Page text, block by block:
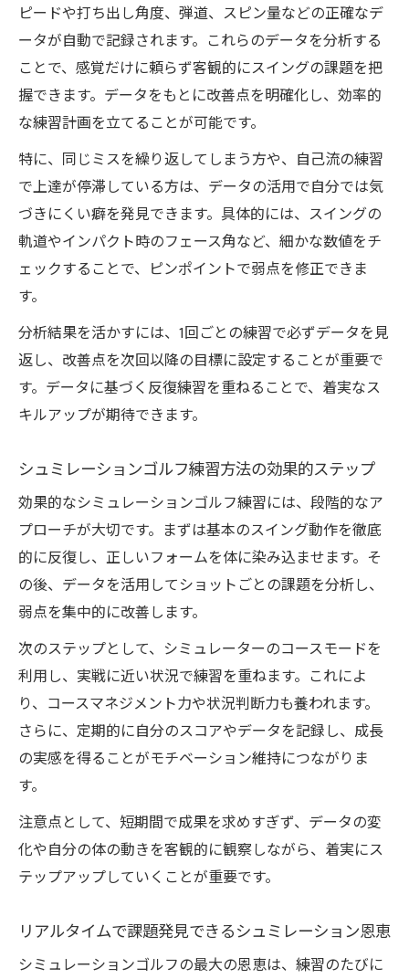
ピードや打ち出し角度、弾道、スピン量などの正確なデ
ータが自動で記録されます。これらのデータを分析する
ことで、感覚だけに頼らず客観的にスイングの課題を把
握できます。データをもとに改善点を明確化し、効率的
な練習計画を立てることが可能です。
特に、同じミスを繰り返してしまう方や、自己流の練習
で上達が停滞している方は、データの活用で自分では気
づきにくい癖を発見できます。具体的には、スイングの
軌道やインパクト時のフェース角など、細かな数値をチ
ェックすることで、ピンポイントで弱点を修正できま
す。
分析結果を活かすには、1回ごとの練習で必ずデータを見
返し、改善点を次回以降の目標に設定することが重要で
す。データに基づく反復練習を重ねることで、着実なス
キルアップが期待できます。
シュミレーションゴルフ練習方法の効果的ステップ
効果的なシミュレーションゴルフ練習には、段階的なア
プローチが大切です。まずは基本のスイング動作を徹底
的に反復し、正しいフォームを体に染み込ませます。そ
の後、データを活用してショットごとの課題を分析し、
弱点を集中的に改善します。
次のステップとして、シミュレーターのコースモードを
利用し、実戦に近い状況で練習を重ねます。これによ
り、コースマネジメント力や状況判断力も養われます。
さらに、定期的に自分のスコアやデータを記録し、成長
の実感を得ることがモチベーション維持につながりま
す。
注意点として、短期間で成果を求めすぎず、データの変
化や自分の体の動きを客観的に観察しながら、着実にス
テップアップしていくことが重要です。
リアルタイムで課題発見できるシュミレーション恩恵
シミュレーションゴルフの最大の恩恵は、練習のたびに